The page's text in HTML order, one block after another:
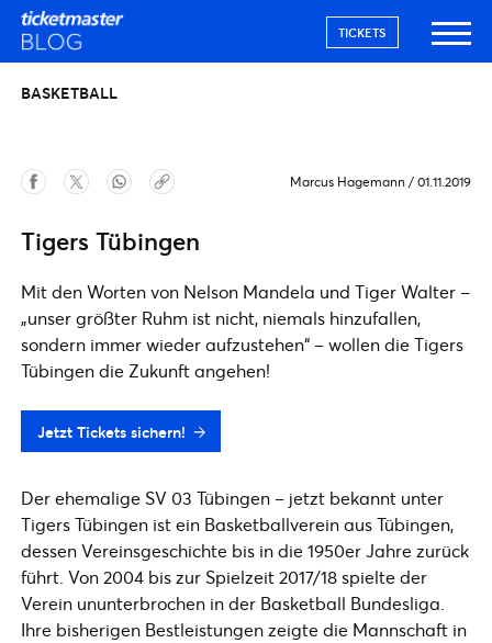
TICKETS
BASKETBALL
Marcus Hagemann / 01.11.2019
Tigers Tübingen
Mit den Worten von Nelson Mandela und Tiger Walter –
„unser größter Ruhm ist nicht, niemals hinzufallen,
sondern immer wieder aufzustehen“ – wollen die Tigers
Tübingen die Zukunft angehen!
Jetzt Tickets sichern!
Der ehemalige SV 03 Tübingen – jetzt bekannt unter
Tigers Tübingen ist ein Basketballverein aus Tübingen,
dessen Vereinsgeschichte bis in die 1950er Jahre zurück
führt. Von 2004 bis zur Spielzeit 2017/18 spielte der
Verein ununterbrochen in der Basketball Bundesliga.
Ihre bisherigen Bestleistungen zeigte die Mannschaft in